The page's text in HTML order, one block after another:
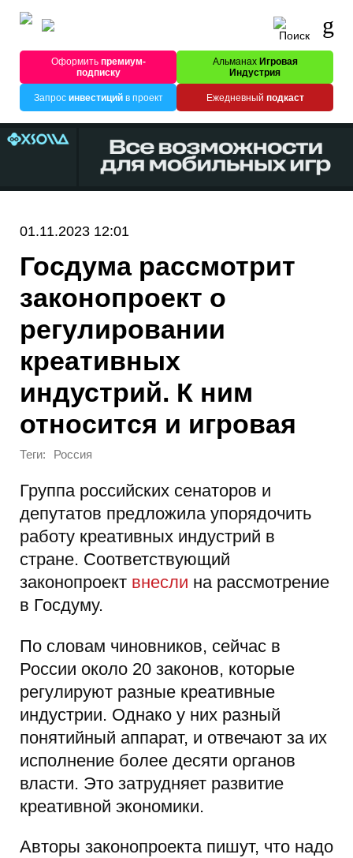
Оформитьпремиум-
подписку
Альманах Игровая
Индустрия
Запрос инвестицийв проект Ежедневный подкаст
01.11.2023 12:01
Госдума рассмотрит
законопроект о
регулировании
креативных
индустрий. К ним
относится и игровая
Теги: Россия
Группа российских сенаторов и
депутатов предложила упорядочить
работу креативных индустрий в
стране. Соответствующий
законопроект внесли на рассмотрение
в Госдуму.
По словам чиновников, сейчас в
России около 20 законов, которые
регулируют разные креативные
индустрии. Однако у них разный
понятийный аппарат, и отвечают за их
исполнение более десяти органов
власти. Это затрудняет развитие
креативной экономики.
Авторы законопроекта пишут, что надо